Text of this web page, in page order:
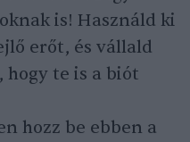
is! Használd ki
erőt, és vállald
hogy te is a biót
hozz be ebben a